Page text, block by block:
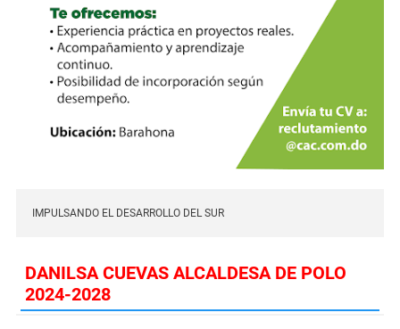
IMPULSANDO EL DESARROLLO DEL SUR
DANILSA CUEVAS ALCALDESA DE POLO
2024-2028